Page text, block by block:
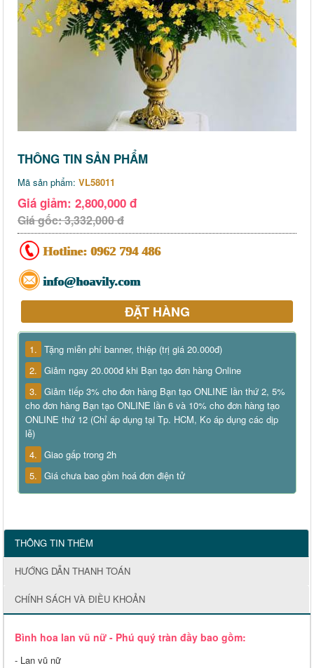
THÔNG TIN SẢN PHẨM
Mã sản phẩm: VL58011
Giá giảm: 2,800,000 đ
Giá gốc: 3,332,000 đ
Hotline: 0962 794 486
info@hoavily.com
ĐẶT HÀNG
1. Tặng miễn phí banner, thiệp (trị giá 20.000đ)
2. Giảm ngay 20.000đ khi Bạn tạo đơn hàng Online
3. Giảm tiếp 3% cho đơn hàng Bạn tạo ONLINE lần thứ 2, 5%
cho đơn hàng Bạn tạo ONLINE lần 6 và 10% cho đơn hàng tạo
ONLINE thứ 12 (Chỉ áp dụng tại Tp. HCM, Ko áp dụng các dịp
lễ)
4. Giao gấp trong 2h
5. Giá chưa bao gồm hoá đơn điện tử
THÔNG TIN THÊM
HƯỚNG DẪN THANH TOÁN
CHÍNH SÁCH VÀ ĐIỀU KHOẢN
Bình hoa lan vũ nữ - Phú quý tràn đầy bao gồm:
- Lan vũ nữ